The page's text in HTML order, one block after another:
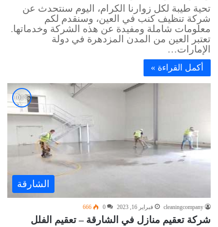
تحية طيبة لكل زوارنا الكرام، اليوم سنتحدث عن
شركة تنظيف كنب في العين، وسنقدم لكم
معلومات شاملة ومفيدة عن هذه الشركة وخدماتها.
تعتبر العين من المدن المزدهرة في دولة
الإمارات…
أكمل القراءة »
الشارقة
cleaningcompany فبراير 16, 2023 0
666
شركة تعقيم منازل في الشارقة – تعقيم الفلل